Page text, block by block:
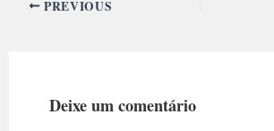
PREVIOUS
Deixe um comentário